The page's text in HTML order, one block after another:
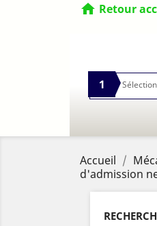
home Retour
1
Accueil
d'admission